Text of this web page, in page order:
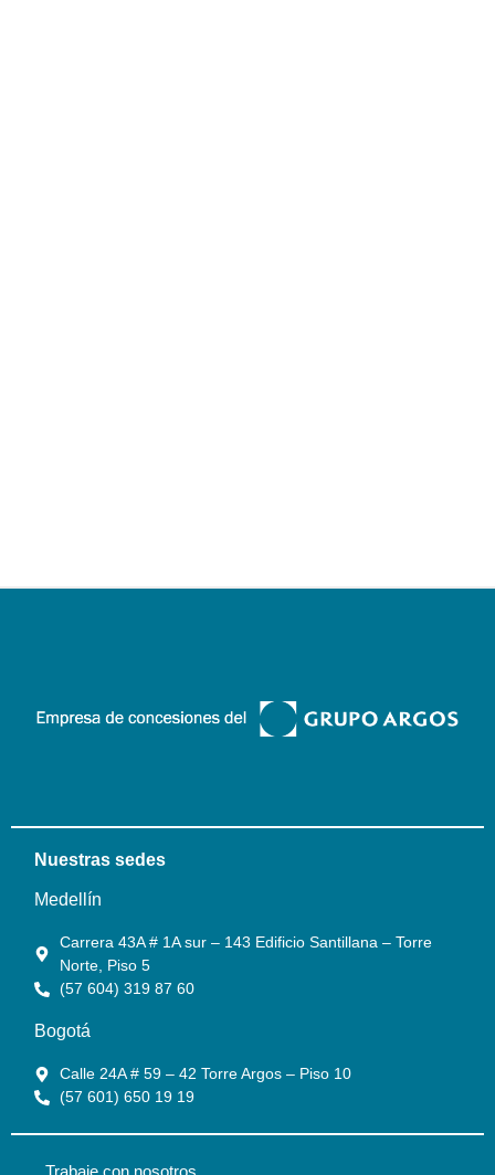
Nuestras sedes
Medellín
Carrera 43A # 1A sur – 143 Edificio Santillana – Torre
Norte, Piso 5
(57 604) 319 87 60
Bogotá
Calle 24A # 59 – 42 Torre Argos – Piso 10
(57 601) 650 19 19
Trabaje con nosotros